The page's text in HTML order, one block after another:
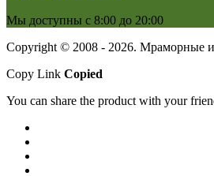
Мы доступны с 8:00 до 20:00
Copyright © 2008 - 2026. Мраморные
Copy Link Copied
You can share the product with your